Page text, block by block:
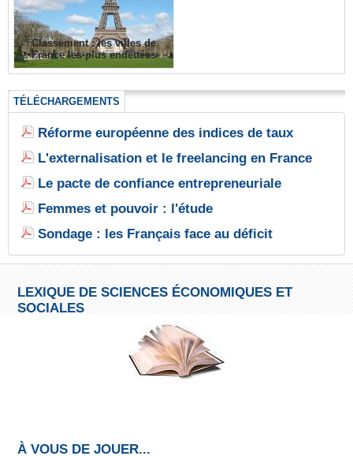
Classement : les villes de
France les plus endettées
TÉLÉCHARGEMENTS
Réforme européenne des indices de taux
L'externalisation et le freelancing en France
Le pacte de confiance entrepreneuriale
Femmes et pouvoir : l'étude
Sondage : les Français face au déficit
LEXIQUE DE SCIENCES ÉCONOMIQUES ET
SOCIALES
À VOUS DE JOUER...